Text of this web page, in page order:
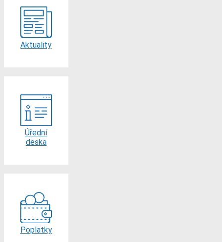
Aktuality
Úřední
deska
Poplatky